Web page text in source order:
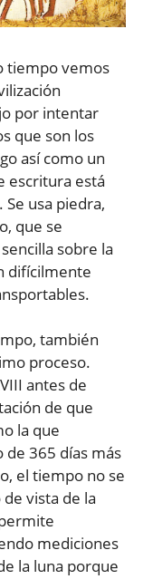
tiempo vemos
por intentar
que son los
así como un
escritura está
usa piedra,
que se
sobre la
difícilmente
también
proceso.
antes de
de que
la que
365 días más
el tiempo no se
vista de la
mediciones
la luna porque